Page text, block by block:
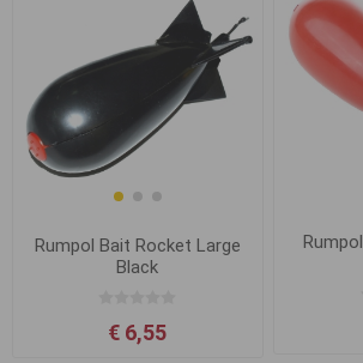
Rumpol Bait Rocket Large
Black
€ 6,55